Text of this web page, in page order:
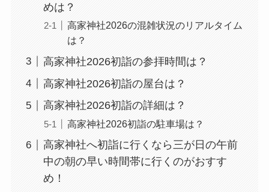
めは？
高家神社2026の混雑状況のリアルタイム
は？
高家神社2026初詣の参拝時間は？
高家神社2026初詣の屋台は？
高家神社2026初詣の詳細は？
高家神社2026初詣の駐車場は？
高家神社へ初詣に行くなら三が日の午前
中の朝の早い時間帯に行くのがおすす
め！